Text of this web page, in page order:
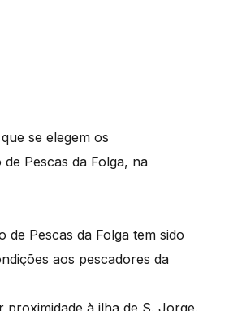
se elegem os
Pescas da Folga, na
Pescas da Folga tem sido
aos pescadores da
proximidade à ilha de S. Jorge.